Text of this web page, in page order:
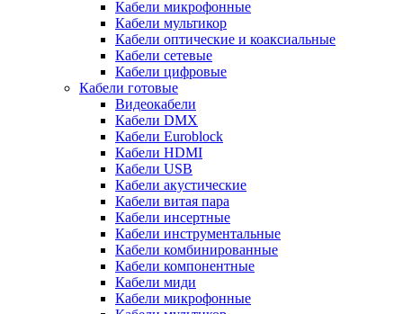
Кабели микрофонные
Кабели мультикор
Кабели оптические и коаксиальные
Кабели сетевые
Кабели цифровые
Кабели готовые
Видеокабели
Кабели DMX
Кабели Euroblock
Кабели HDMI
Кабели USB
Кабели акустические
Кабели витая пара
Кабели инсертные
Кабели инструментальные
Кабели комбинированные
Кабели компонентные
Кабели миди
Кабели микрофонные